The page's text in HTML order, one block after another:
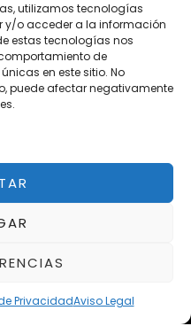
utilizamos tecnologías
o acceder a la información
estas tecnologías nos
de
en este sitio. No
puede afectar negativamente
PrivacidadAviso Legal
08/2026
10/2026
10/2026